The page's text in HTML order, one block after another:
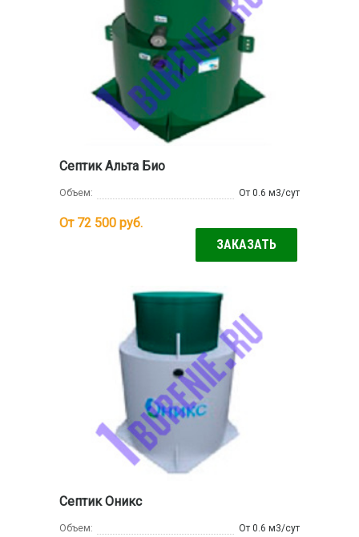
Септик Альта Био
Объем: От 0.6 м3/сут
От 72 500 руб.
ЗАКАЗАТЬ
Септик Оникс
Объем: От 0.6 м3/сут